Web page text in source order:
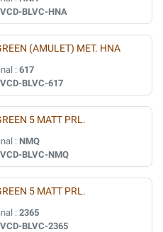
VCD-BLVC-HNA
(AMULET) MET. HNA
: 617
VCD-BLVC-617
5 MATT PRL.
: NMQ
VCD-BLVC-NMQ
5 MATT PRL.
: 2365
VCD-BLVC-2365